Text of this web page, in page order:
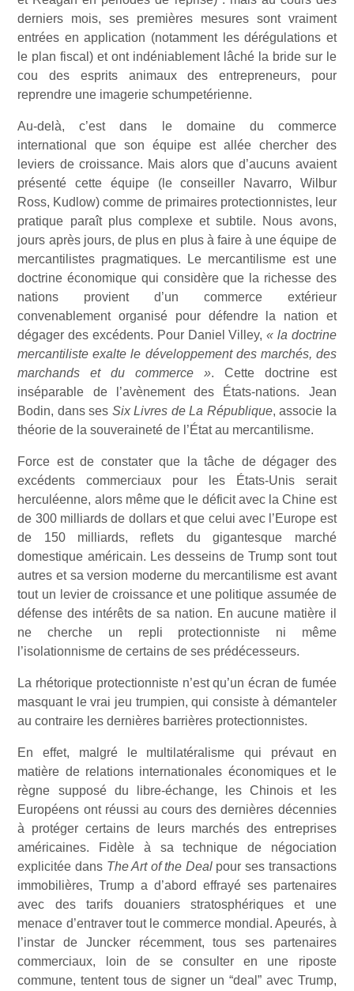
derniers mois, ses premières mesures sont vraiment
entrées en application (notamment les dérégulations et
le plan fiscal) et ont indéniablement lâché la bride sur le
cou des esprits animaux des entrepreneurs, pour
reprendre une imagerie schumpetérienne.
Au-delà, c’est dans le domaine du commerce
international que son équipe est allée chercher des
leviers de croissance. Mais alors que d’aucuns avaient
présenté cette équipe (le conseiller Navarro, Wilbur
Ross, Kudlow) comme de primaires protectionnistes, leur
pratique paraît plus complexe et subtile. Nous avons,
jours après jours, de plus en plus à faire à une équipe de
mercantilistes pragmatiques. Le mercantilisme est une
doctrine économique qui considère que la richesse des
nations provient d’un commerce extérieur
convenablement organisé pour défendre la nation et
dégager des excédents. Pour Daniel Villey,« la doctrine
mercantiliste exalte le développement des marchés, des
marchands et du commerce ». Cette doctrine est
inséparable de l’avènement des États-nations. Jean
Bodin, dans ses Six Livres de La République, associe la
théorie de la souveraineté de l’État au mercantilisme.
Force est de constater que la tâche de dégager des
excédents commerciaux pour les États-Unis serait
herculéenne, alors même que le déficit avec la Chine est
de 300 milliards de dollars et que celui avec l’Europe est
de 150 milliards, reflets du gigantesque marché
domestique américain. Les desseins de Trump sont tout
autres et sa version moderne du mercantilisme est avant
tout un levier de croissance et une politique assumée de
défense des intérêts de sa nation. En aucune matière il
ne cherche un repli protectionniste ni même
l’isolationnisme de certains de ses prédécesseurs.
La rhétorique protectionniste n’est qu’un écran de fumée
masquant le vrai jeu trumpien, qui consiste à démanteler
au contraire les dernières barrières protectionnistes.
En effet, malgré le multilatéralisme qui prévaut en
matière de relations internationales économiques et le
règne supposé du libre-échange, les Chinois et les
Européens ont réussi au cours des dernières décennies
à protéger certains de leurs marchés des entreprises
américaines. Fidèle à sa technique de négociation
explicitée dans The Art of the Dealpour ses transactions
immobilières, Trump a d’abord effrayé ses partenaires
avec des tarifs douaniers stratosphériques et une
menace d’entraver tout le commerce mondial. Apeurés, à
l’instar de Juncker récemment, tous ses partenaires
commerciaux, loin de se consulter en une riposte
commune, tentent tous de signer un “deal” avec Trump,